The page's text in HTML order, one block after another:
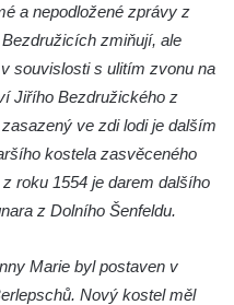
areálu
– Boží
– Pieta
–
a nepodložené zprávy z
zmiňují, ale
souvislosti s ulitím zvonu na
Jiřího Bezdružického z
ve zdi lodi je dalším
kostela zasvěceného
roku 1554 je darem dalšího
z Dolního Šenfeldu.
Marie byl postaven v
Nový kostel měl